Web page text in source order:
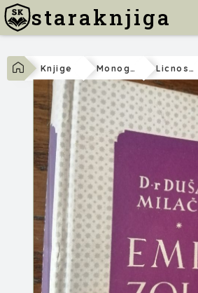
staraknjiga
Knjige Monografije Licnosti